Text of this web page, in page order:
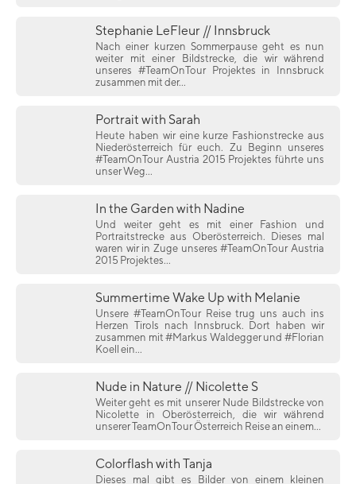
Stephanie LeFleur // Innsbruck
Nach einer kurzen Sommerpause geht es nun
weiter mit einer Bildstrecke, die wir während
unseres #TeamOnTour Projektes in Innsbruck
zusammen mit der...
Portrait with Sarah
Heute haben wir eine kurze Fashionstrecke aus
Niederösterreich für euch. Zu Beginn unseres
#TeamOnTour Austria 2015 Projektes führte uns
unser Weg...
In the Garden with Nadine
Und weiter geht es mit einer Fashion und
Portraitstrecke aus Oberösterreich. Dieses mal
waren wir in Zuge unseres #TeamOnTour Austria
2015 Projektes...
Summertime Wake Up with Melanie
Unsere #TeamOnTour Reise trug uns auch ins
Herzen Tirols nach Innsbruck. Dort haben wir
zusammen mit #Markus Waldegger und #Florian
Koell ein...
Nude in Nature // Nicolette S
Weiter geht es mit unserer Nude Bildstrecke von
Nicolette in Oberösterreich, die wir während
unserer TeamOnTour Österreich Reise an einem...
Colorflash with Tanja
Dieses mal gibt es Bilder von einem kleinen